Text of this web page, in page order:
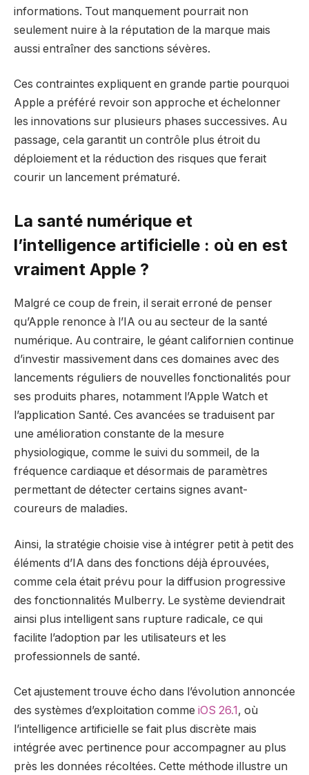
informations. Tout manquement pourrait non
seulement nuire à la réputation de la marque mais
aussi entraîner des sanctions sévères.
Ces contraintes expliquent en grande partie pourquoi
Apple a préféré revoir son approche et échelonner
les innovations sur plusieurs phases successives. Au
passage, cela garantit un contrôle plus étroit du
déploiement et la réduction des risques que ferait
courir un lancement prématuré.
La santé numérique et
l’intelligence artificielle : où en est
vraiment Apple ?
Malgré ce coup de frein, il serait erroné de penser
qu’Apple renonce à l’IA ou au secteur de la santé
numérique. Au contraire, le géant californien continue
d’investir massivement dans ces domaines avec des
lancements réguliers de nouvelles fonctionalités pour
ses produits phares, notamment l’Apple Watch et
l’application Santé. Ces avancées se traduisent par
une amélioration constante de la mesure
physiologique, comme le suivi du sommeil, de la
fréquence cardiaque et désormais de paramètres
permettant de détecter certains signes avant-
coureurs de maladies.
Ainsi, la stratégie choisie vise à intégrer petit à petit des
éléments d’IA dans des fonctions déjà éprouvées,
comme cela était prévu pour la diffusion progressive
des fonctionnalités Mulberry. Le système deviendrait
ainsi plus intelligent sans rupture radicale, ce qui
facilite l’adoption par les utilisateurs et les
professionnels de santé.
Cet ajustement trouve écho dans l’évolution annoncée
des systèmes d’exploitation comme iOS 26.1 , où
l’intelligence artificielle se fait plus discrète mais
intégrée avec pertinence pour accompagner au plus
près les données récoltées. Cette méthode illustre un